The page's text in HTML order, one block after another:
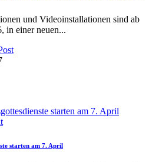
und Videoinstallationen sind ab
in einer neuen...
starten am 7. April